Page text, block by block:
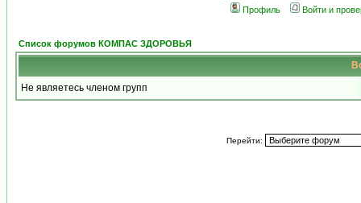
Профиль
Войти и
Список форумов КОМПАС ЗДОРОВЬЯ
Не являетесь членом групп
Перейти: